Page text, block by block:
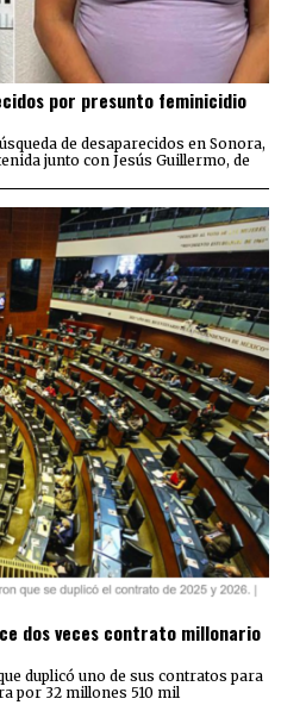
por presunto feminicidio
de desaparecidos en Sonora,
junto con Jesús Guillermo, de
dos veces contrato millonario
duplicó uno de sus contratos para
por 32 millones 510 mil